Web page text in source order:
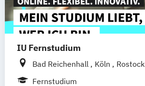
IU Fernstudium
Bad Reichenhall Köln Rostock
Kiel
Frankfurt am Main
Fernstudium